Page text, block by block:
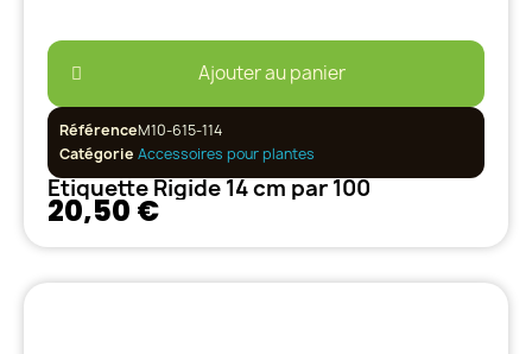
Ajouter au panier
RéférenceM10-615-114
Catégorie Accessoires pour plantes
Etiquette Rigide 14 cm par 100
20,50 €